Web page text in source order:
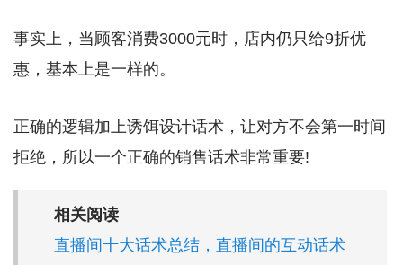
事实上，当顾客消费3000元时，店内仍只给9折优
惠，基本上是一样的。
正确的逻辑加上诱饵设计话术，让对方不会第一时间
拒绝，所以一个正确的销售话术非常重要!
相关阅读
直播间十大话术总结，直播间的互动话术